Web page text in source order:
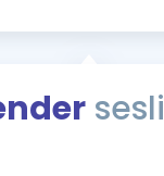
Takvimi sesli